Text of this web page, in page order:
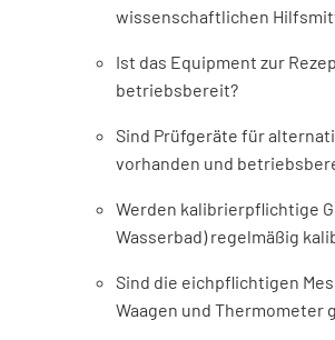
wissenschaftlichen
Ist das Equipment zur
betriebsbereit?
Sind Prüfgeräte für
vorhanden und
Werden kalibrierpflichtige
Wasserbad) regelmäßig
Sind die eichpflichtigen
Waagen und Thermometer